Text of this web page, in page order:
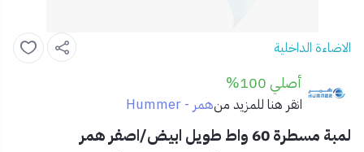
الاضاءة الداخلية
أصلي 100%
انقر هنا للمزيد منهمر - Hummer
لمبة مسطرة 60 واط طويل ابيض/اصفر همر